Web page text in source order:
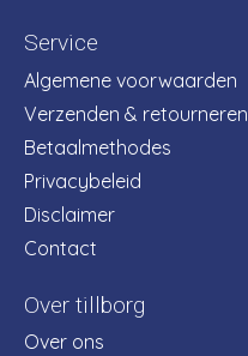
Service
Algemene voorwaarden
Verzenden & retourneren
Betaalmethodes
Privacybeleid
Disclaimer
Contact
Over tillborg
Over ons